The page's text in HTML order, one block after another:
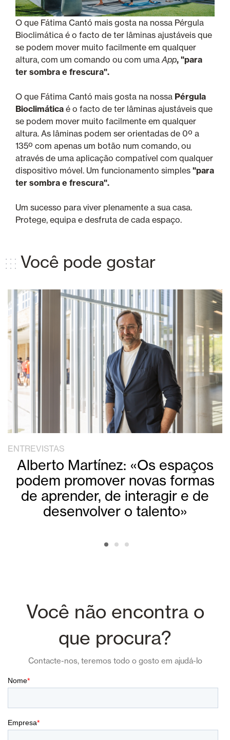
O que Fátima Cantó mais gosta na nossa Pérgula
Bioclimática é o facto de ter lâminas ajustáveis que
se podem mover muito facilmente em qualquer
altura, com um comando ou com uma App, "para
ter sombra e frescura".
O que Fátima Cantó mais gosta na nossa Pérgula
Bioclimática é o facto de ter lâminas ajustáveis que
se podem mover muito facilmente em qualquer
altura. As lâminas podem ser orientadas de 0º a
135º com apenas um botão num comando, ou
através de uma aplicação compatível com qualquer
dispositivo móvel. Um funcionamento simples "para
ter sombra e frescura".
Um sucesso para viver plenamente a sua casa.
Protege, equipa e desfruta de cada espaço.
Você pode gostar
ENTREVISTAS
Alberto Martínez: «Os espaços
podem promover novas formas
de aprender, de interagir e de
desenvolver o talento»
Você não encontra o
que procura?
Contacte-nos, teremos todo o gosto em ajudá-lo